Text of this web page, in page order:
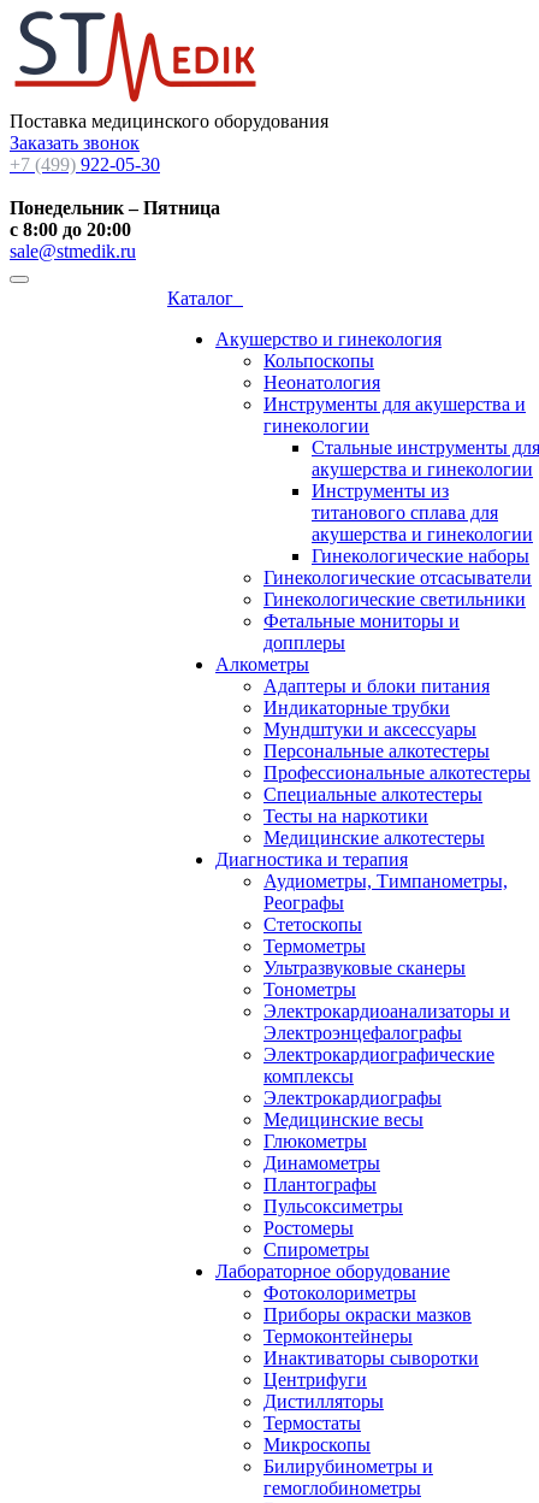
Поставка медицинского оборудования
Заказать звонок
+7 (499) 922-05-30
Понедельник – Пятница
с 8:00 до 20:00
sale@stmedik.ru
Каталог
Акушерство и гинекология
Кольпоскопы
Неонатология
Инструменты для акушерства и
гинекологии
Стальные инструменты для
акушерства и гинекологии
Инструменты из
титанового сплава для
акушерства и гинекологии
Гинекологические наборы
Гинекологические отсасыватели
Гинекологические светильники
Фетальные мониторы и
допплеры
Алкометры
Адаптеры и блоки питания
Индикаторные трубки
Мундштуки и аксессуары
Персональные алкотестеры
Профессиональные алкотестеры
Специальные алкотестеры
Тесты на наркотики
Медицинские алкотестеры
Диагностика и терапия
Аудиометры, Тимпанометры,
Реографы
Стетоскопы
Термометры
Ультразвуковые сканеры
Тонометры
Электрокардиоанализаторы и
Электроэнцефалографы
Электрокардиографические
комплексы
Электрокардиографы
Медицинские весы
Глюкометры
Динамометры
Плантографы
Пульсоксиметры
Ростомеры
Спирометры
Лабораторное оборудование
Фотоколориметры
Приборы окраски мазков
Термоконтейнеры
Инактиваторы сыворотки
Центрифуги
Дистилляторы
Термостаты
Микроскопы
Билирубинометры и
гемоглобинометры